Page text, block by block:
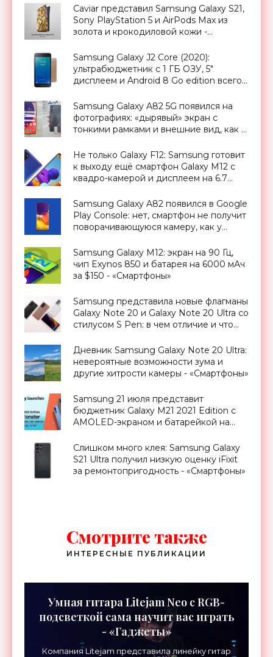
Caviar представил Samsung Galaxy S21,
Sony PlayStation 5 и AirPods Max из
золота и крокодиловой кожи -
Samsung Galaxy J2 Core (2020):
ультрабюджетник с 1 ГБ ОЗУ, 5"
дисплеем и Android 8 Go edition всего
Samsung Galaxy A82 5G появился на
фотографиях: «дырявый» экран с
тонкими рамками и внешние вид, как у
Не только Galaxy F12: Samsung готовит
к выходу ещё смартфон Galaxy M12 с
квадро-камерой и дисплеем на 6.7
Samsung Galaxy A82 появился в Google
Play Console: нет, смартфон не получит
поворачивающуюся камеру, как у
Samsung Galaxy M12: экран на 90 Гц,
чип Exynos 850 и батарея на 6000 мАч
за $150 - «Смартфоны»
Samsung представила новые флагманы
Galaxy Note 20 и Galaxy Note 20 Ultra со
стилусом S Pen: в чем отличие и что
Дневник Samsung Galaxy Note 20 Ultra:
невероятные возможности зума и
другие хитрости камеры - «Смартфоны»
Samsung 21 июля представит
бюджетник Galaxy M21 2021 Edition с
AMOLED-экраном и батарейкой на
Слишком много клея: Samsung Galaxy
S21 Ultra получил низкую оценку iFixit
за ремонтопригодность - «Смартфоны»
Смотрите также
ИНТЕРЕСНЫЕ ПУБЛИКАЦИИ
Умная гитара Litejam Neo с RGB-
подсветкой сама научит вас играть
- «Гаджеты»
Компания Litejam представила линейку гитар